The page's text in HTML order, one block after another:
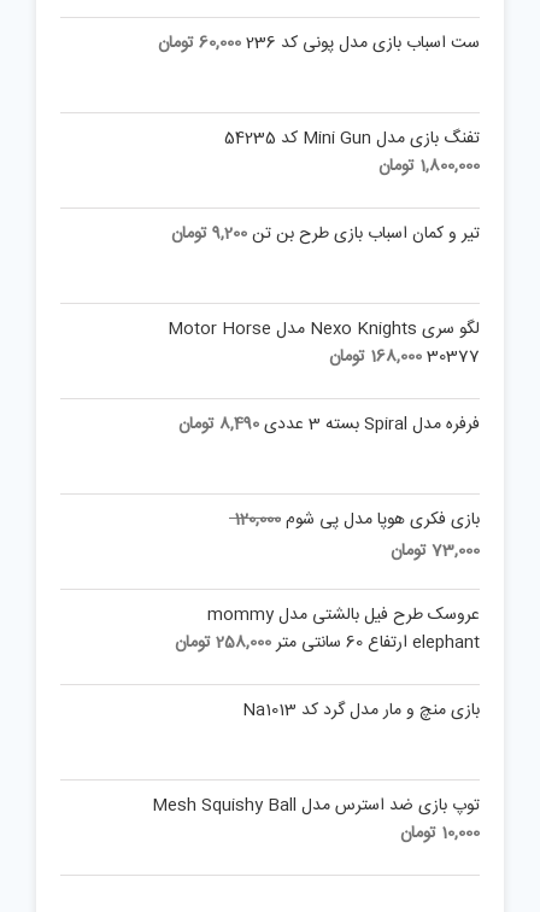
was:
50,000 تومان.
is:
12,000 تومان.
ست اسباب بازی مدل پونی کد 236 60,000تومان
تفنگ بازی مدل Mini Gun کد 54235
1,800,000 تومان
تیر و کمان اسباب بازی طرح بن تن9,200تومان
لگو سری Nexo Knights مدل Motor Horse
30377
168,000 تومان
فرفره مدل Spiral بسته 3 عددی 8,490 تومان
بازی فکری هوپا مدل پی شوم120,000
Original
73,000تومان
is:
73,000 تومان.
عروسک طرح فیل بالشتی مدل mommy
elephant ارتفاع 60 سانتی متر
258,000تومان
بازی منچ و مار مدل گرد کد Na1013
توپ بازی ضد استرس مدل Mesh Squishy Ball
10,000 تومان